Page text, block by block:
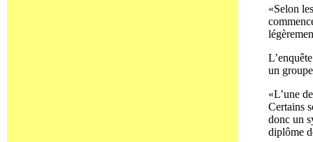
«Selon
un
«L’une
Certains
donc un
diplôme